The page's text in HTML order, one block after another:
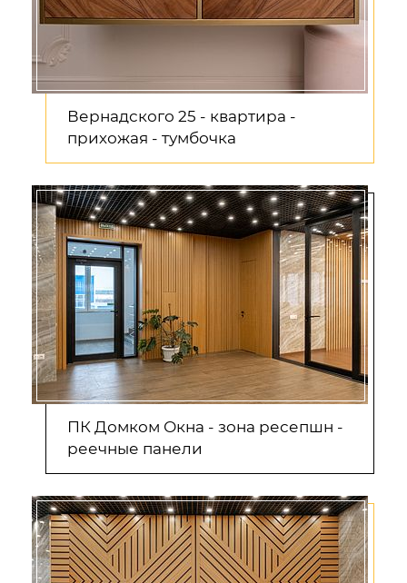
Вернадского 25 - квартира -
прихожая - тумбочка
ПК Домком Окна - зона ресепшн -
реечные панели